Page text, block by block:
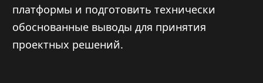
платформы и подготовить технически
обоснованные выводы для принятия
проектных решений.